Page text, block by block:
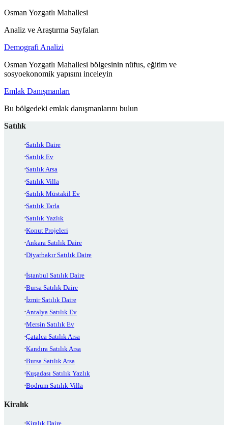
Osman Yozgatlı Mahallesi
Analiz ve Araştırma Sayfaları
Demografi Analizi
Osman Yozgatlı Mahallesi bölgesinin nüfus, eğitim ve
sosyoekonomik yapısını inceleyin
Emlak Danışmanları
Bu bölgedeki emlak danışmanlarını bulun
Satılık
Satılık Daire
Satılık Ev
Satılık Arsa
Satılık Villa
Satılık Müstakil Ev
Satılık Tarla
Satılık Yazlık
Konut Projeleri
Ankara Satılık Daire
Diyarbakır Satılık Daire
İstanbul Satılık Daire
Bursa Satılık Daire
İzmir Satılık Daire
Antalya Satılık Ev
Mersin Satılık Ev
Çatalca Satılık Arsa
Kandıra Satılık Arsa
Bursa Satılık Arsa
Kuşadası Satılık Yazlık
Bodrum Satılık Villa
Kiralık
Kiralık Daire